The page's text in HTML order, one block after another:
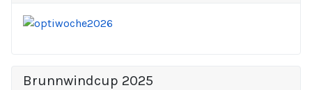
Brunnwindcup 2025